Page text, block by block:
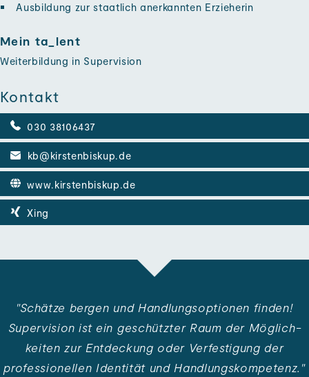
Aus­bildung zur staatlich an­erkannten Erzieherin
Mein ta_lent
Weiter­bildung in Super­vision
Kontakt
030 38106437
kb@kirstenbiskup.de
www.kirstenbiskup.de
Xing
"Schätze bergen und Handlungs­optionen finden!
Super­vision ist ein ge­schützter Raum der Möglich­
keiten zur Ent­deckung oder Ver­festigung der
professionellen Identität und Handlungs­kompetenz."